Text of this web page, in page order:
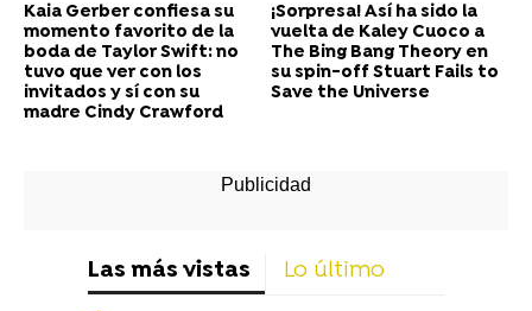
Kaia Gerber confiesa su
momento favorito de la
boda de Taylor Swift: no
tuvo que ver con los
invitados y sí con su
madre Cindy Crawford
¡Sorpresa! Así ha sido la
vuelta de Kaley Cuoco a
The Bing Bang Theory en
su spin-off Stuart Fails to
Save the Universe
Las más vistas Lo último